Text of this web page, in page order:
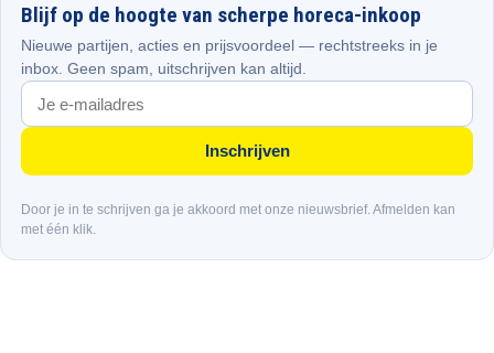
Blijf op de hoogte van scherpe horeca-inkoop
Nieuwe partijen, acties en prijsvoordeel — rechtstreeks in je
inbox. Geen spam, uitschrijven kan altijd.
Inschrijven
Door je in te schrijven ga je akkoord met onze nieuwsbrief. Afmelden kan
met één klik.